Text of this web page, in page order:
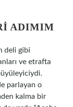
ADIMIM
deli gibi
ve etrafta
parlayan o
kalma bir